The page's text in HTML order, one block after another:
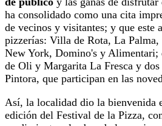
ha consolidado como una cita
de vecinos y visitantes; y que este
pizzerías: Villa de Rota, La
New York, Domino's y Alimentari;
de Oli y Margarita La Fresca y
Pintora, que participan en las
Así, la localidad dio la bienvenida
edición del Festival de la Pizza,